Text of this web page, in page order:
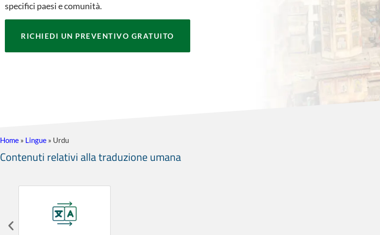
specifici paesi e comunità.
RICHIEDI UN PREVENTIVO GRATUITO
Home » Lingue » Urdu
Contenuti relativi alla traduzione umana